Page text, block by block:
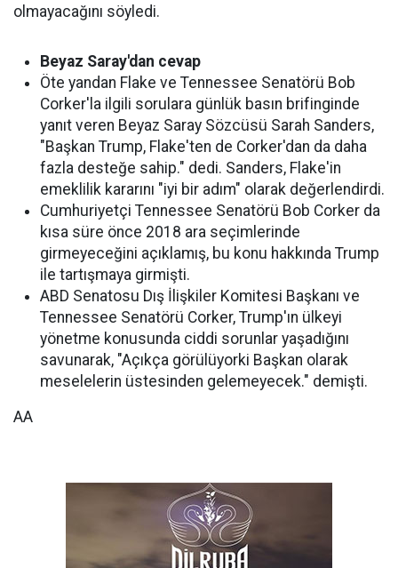
olmayacağını söyledi.
Beyaz Saray'dan cevap
Öte yandan Flake ve Tennessee Senatörü Bob
Corker'la ilgili sorulara günlük basın brifinginde
yanıt veren Beyaz Saray Sözcüsü Sarah Sanders,
"Başkan Trump, Flake'ten de Corker'dan da daha
fazla desteğe sahip." dedi. Sanders, Flake'in
emeklilik kararını "iyi bir adım" olarak değerlendirdi.
Cumhuriyetçi Tennessee Senatörü Bob Corker da
kısa süre önce 2018 ara seçimlerinde
girmeyeceğini açıklamış, bu konu hakkında Trump
ile tartışmaya girmişti.
ABD Senatosu Dış İlişkiler Komitesi Başkanı ve
Tennessee Senatörü Corker, Trump'ın ülkeyi
yönetme konusunda ciddi sorunlar yaşadığını
savunarak, "Açıkça görülüyorki Başkan olarak
meselelerin üstesinden gelemeyecek." demişti.
AA